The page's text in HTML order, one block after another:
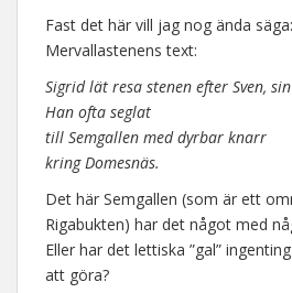
Fast det här vill jag nog ända
Mervallastenens text:
Sigrid lät resa stenen efter Sven,
Han ofta seglat
till Semgallen med dyrbar knarr
kring Domesnäs.
Det här Semgallen (som är ett
Rigabukten) har det något med
Eller har det lettiska ”gal”
att göra?